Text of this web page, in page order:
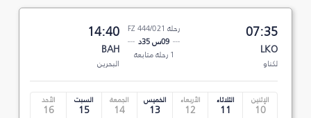
07:35
LKO
لكناو
رحلة FZ 444/021
09س 35د
1 رحلة متابعة
14:40
BAH
البحرين
الإثنين
10
الثلاثاء
11
الأربعاء
12
الخميس
13
الجمعة
14
السبت
15
الأحد
16